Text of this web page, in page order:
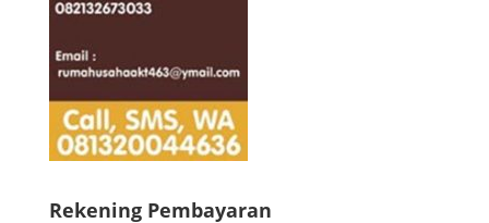
Rekening Pembayaran